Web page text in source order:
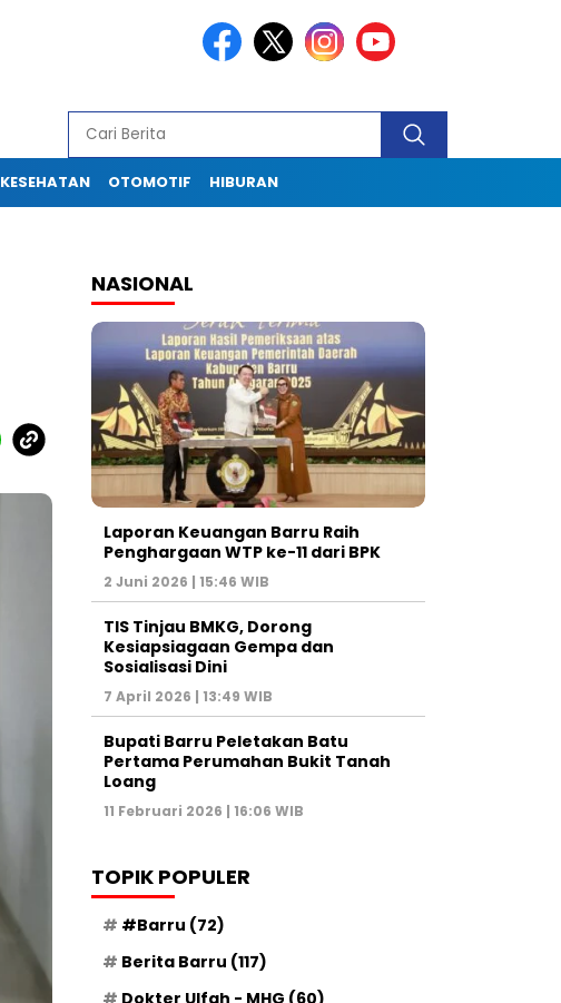
KESEHATAN OTOMOTIF HIBURAN
NASIONAL
Laporan Keuangan Barru Raih
Penghargaan WTP ke-11 dari BPK
2 Juni 2026 | 15:46 WIB
TIS Tinjau BMKG, Dorong
Kesiapsiagaan Gempa dan
Sosialisasi Dini
7 April 2026 | 13:49 WIB
Bupati Barru Peletakan Batu
Pertama Perumahan Bukit Tanah
Loang
11 Februari 2026 | 16:06 WIB
TOPIK POPULER
#Barru (72)
Berita Barru (117)
Dokter Ulfah - MHG (60)